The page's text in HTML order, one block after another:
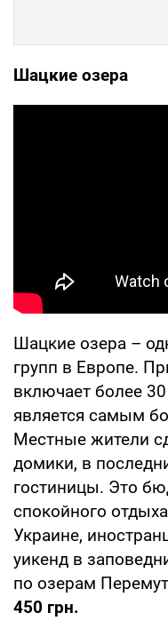
Шацкие озера
Шацкие озера –
групп в Европе.
включает более
является самым
Местные жители
домики, в
гостиницы. Это
спокойного
Украине,
уикенд в
по озерам
450 грн.